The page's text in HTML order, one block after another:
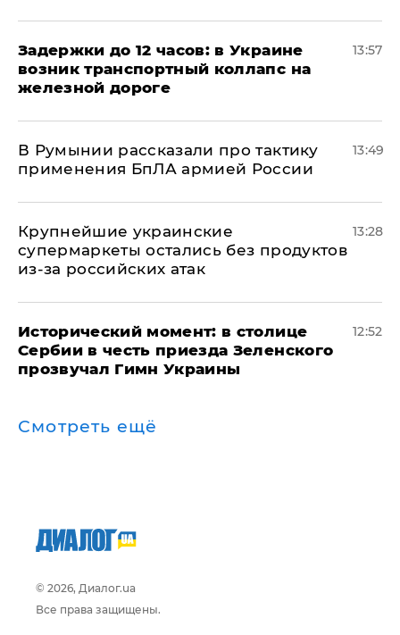
Задержки до 12 часов: в Украине
возник транспортный коллапс на
железной дороге
13:57
В Румынии рассказали про тактику
применения БпЛА армией России
13:49
Крупнейшие украинские
супермаркеты остались без продуктов
из-за российских атак
13:28
Исторический момент: в столице
Сербии в честь приезда Зеленского
прозвучал Гимн Украины
12:52
Смотреть ещё
© 2026, Диалог.ua
Все права защищены.